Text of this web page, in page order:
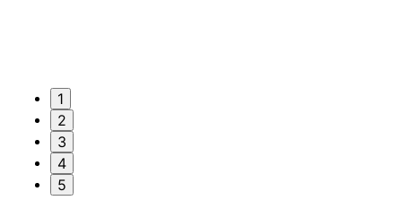
1
2
3
4
5